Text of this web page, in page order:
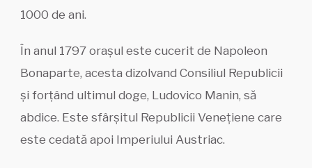
1000 de ani.
În anul 1797 orașul este cucerit de Napoleon
Bonaparte, acesta dizolvand Consiliul Republicii
și forțând ultimul doge, Ludovico Manin, să
abdice. Este sfârșitul Republicii Venețiene care
este cedată apoi Imperiului Austriac.